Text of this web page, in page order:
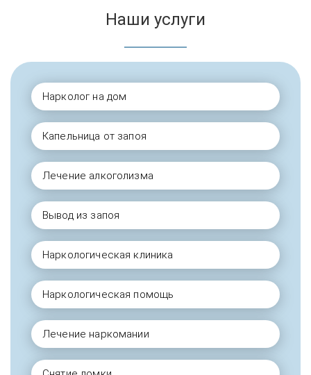
Наши услуги
Нарколог на дом
Капельница от запоя
Лечение алкоголизма
Вывод из запоя
Наркологическая клиника
Наркологическая помощь
Лечение наркомании